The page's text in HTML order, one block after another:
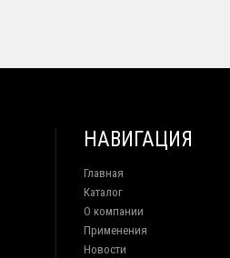
НАВИГАЦИЯ
Главная
Каталог
О компании
Применения
Новости